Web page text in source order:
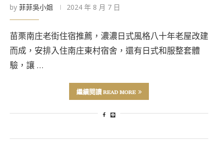
by 菲菲吳小姐 2024 年 8 月 7 日
苗栗南庄老街住宿推薦，濃濃日式風格八十年老屋改建
而成，安排入住南庄東村宿舍，還有日式和服整套體
驗，讓 …
繼續閱讀 READ MORE